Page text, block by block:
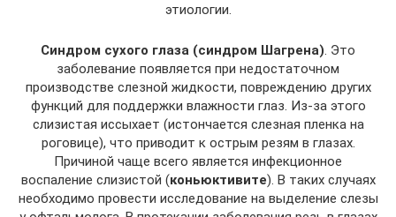
этиологии.
Синдром сухого глаза (синдром Шагрена) . Это
заболевание появляется при недостаточном
производстве слезной жидкости, повреждению других
функций для поддержки влажности глаз. Из-за этого
слизистая иссыхает (истончается слезная пленка на
роговице), что приводит к острым резям в глазах.
Причиной чаще всего является инфекционное
воспаление слизистой (коньюктивите). В таких случаях
необходимо провести исследование на выделение слезы